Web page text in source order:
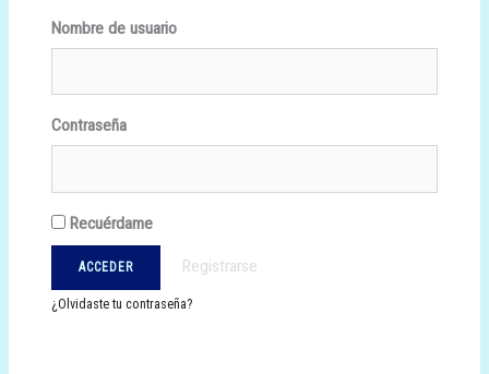
Nombre de usuario
Contraseña
Recuérdame
Registrarse
¿Olvidaste tu contraseña?